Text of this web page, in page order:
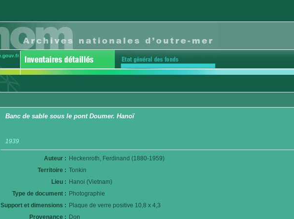
Banc de sable sous le pont Doumer. Hanoï
1939
Auteur : Heckenroth, Ferdinand (1880-1959)
Territoire : Tonkin
Lieu : Hanoi (Vietnam)
Type de document : Photographie
Support et dimensions : Plaque de verre positive 10,8 x 4,3
Provenance : Don